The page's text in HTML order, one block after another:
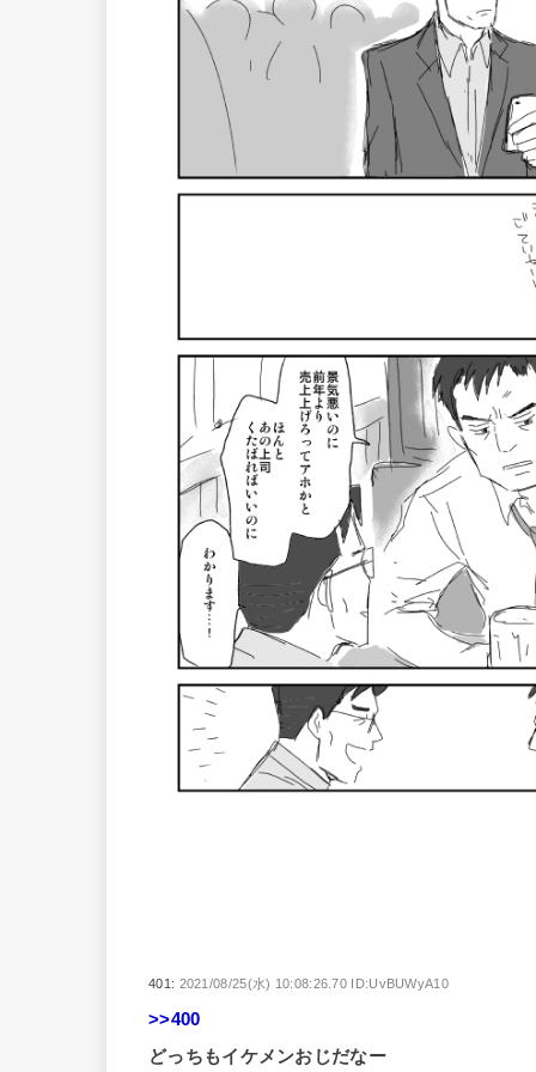
401: 2021/08/25(水) 10:08:26.70 ID:UvBUWyA10
>>400
どっちもイケメンおじだなー